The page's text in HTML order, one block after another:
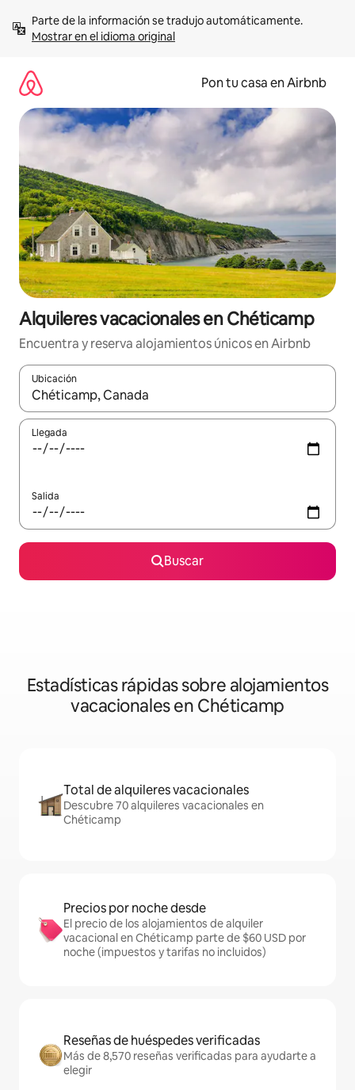
contenidoMostrar en el idioma original
Pon tu casa en Airbnb
Alquileres vacacionales en Chéticamp
Encuentra y reserva alojamientos únicos en Airbnb
Ubicación
Cuando los resultados estén disponibles, navega con las
Llegada
Salida
Buscar
Estadísticas rápidas sobre alojamientos
vacacionales en Chéticamp
Total de alquileres vacacionales
Descubre 70 alquileres vacacionales en
Chéticamp
Precios por noche desde
El precio de los alojamientos de alquiler
vacacional en Chéticamp parte de $60 USD por
noche (impuestos y tarifas no incluidos)
Reseñas de huéspedes verificadas
Más de 8,570 reseñas verificadas para ayudarte a
elegir